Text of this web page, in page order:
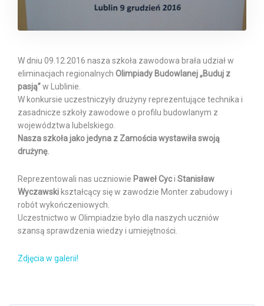
W dniu 09.12.2016 nasza szkoła zawodowa brała udział w
eliminacjach regionalnych Olimpiady Budowlanej „Buduj z
pasją”w Lublinie.
W konkursie uczestniczyły drużyny reprezentujące technika i
zasadnicze szkoły zawodowe o profilu budowlanym z
województwa lubelskiego.
Nasza szkoła jako jedyna z Zamościa wystawiła swoją
drużynę.
Reprezentowali nas uczniowie Paweł Cyci Stanisław
Wyczawski kształcący się w zawodzie Monter zabudowy i
robót wykończeniowych.
Uczestnictwo w Olimpiadzie było dla naszych uczniów
szansą sprawdzenia wiedzy i umiejętności.
Zdjęcia w galerii!